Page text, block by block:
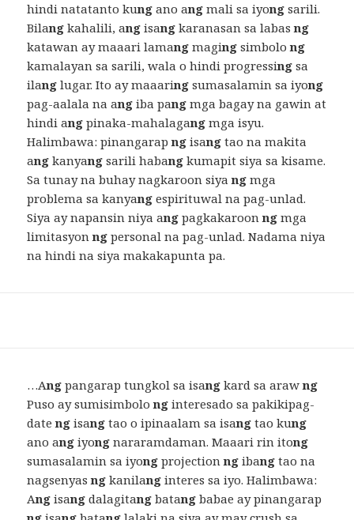
hindi natatanto kung ano ang mali sa iyong sarili.
Bilang kahalili, ang isang karanasan sa labasng
katawan ay maaari lamang maging simbolong
kamalayan sa sarili, wala o hindi progressing sa
ilang lugar. Ito ay maaaring sumasalamin sa iyong
pag-aalala na ang iba pang mga bagay na gawin at
hindi ang pinaka-mahalagang mga isyu.
Halimbawa: pinangarapng isang tao na makita
ang kanyang sarili habang kumapit siya sa kisame.
Sa tunay na buhay nagkaroon siyang mga
problema sa kanyang espirituwal na pag-unlad.
Siya ay napansin niya ang pagkakaroonng mga
limitasyonng personal na pag-unlad. Nadama niya
na hindi na siya makakapunta pa.
…Ang pangarap tungkol sa isang kard sa arawng
Puso ay sumisimbolong interesado sa pakikipag-
dateng isang tao o ipinaalam sa isang tao kung
ano ang iyong nararamdaman. Maaari rin itong
sumasalamin sa iyong projectionng ibang tao na
nagsenyasng kanilang interes sa iyo. Halimbawa:
Ang isang dalagitang batang babae ay pinangarap